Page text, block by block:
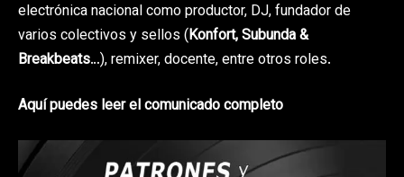
electrónica nacional como productor, DJ, fundador de
varios colectivos y sellos (Konfort, Subunda &
Breakbeats…), remixer, docente, entre otros roles.
Aquí puedes leer el comunicado completo